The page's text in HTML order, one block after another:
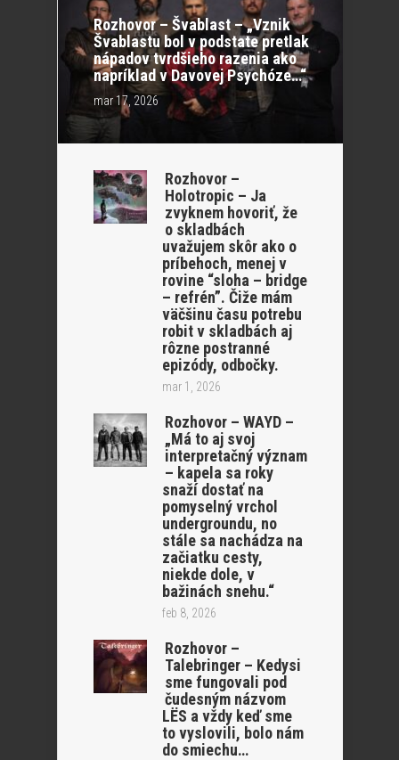
Rozhovor – Švablast – „Vznik
Švablastu bol v podstate pretlak
nápadov tvrdšieho razenia ako
napríklad v Davovej Psychóze…“
mar 17, 2026
Rozhovor –
Holotropic – Ja
zvyknem hovoriť, že
o skladbách
uvažujem skôr ako o
príbehoch, menej v
rovine “sloha – bridge
– refrén”. Čiže mám
väčšinu času potrebu
robit v skladbách aj
rôzne postranné
epizódy, odbočky.
mar 1, 2026
Rozhovor – WAYD –
„Má to aj svoj
interpretačný význam
– kapela sa roky
snaží dostať na
pomyselný vrchol
undergroundu, no
stále sa nachádza na
začiatku cesty,
niekde dole, v
bažinách snehu.“
feb 8, 2026
Rozhovor –
Talebringer – Kedysi
sme fungovali pod
čudesným názvom
LËS a vždy keď sme
to vyslovili, bolo nám
do smiechu…